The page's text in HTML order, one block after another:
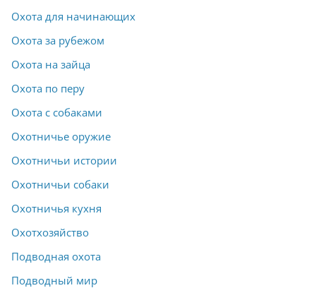
Охота для начинающих
Охота за рубежом
Охота на зайца
Охота по перу
Охота с собаками
Охотничье оружие
Охотничьи истории
Охотничьи собаки
Охотничья кухня
Охотхозяйство
Подводная охота
Подводный мир